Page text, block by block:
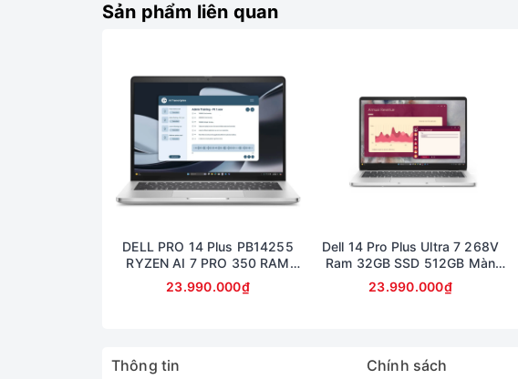
Sản phẩm liên quan
DELL PRO 14 Plus PB14255
RYZEN AI 7 PRO 350 RAM
32GB SSD 512GB AMD
RADEON 860M GRAPHICS
23.990.000₫
Dell 14 Pro Plus Ultra 7 268V
Ram 32GB SSD 512GB Màn
14inch FullHD Touch
23.990.000₫
Thông tin Chính sách